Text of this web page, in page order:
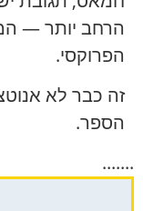
הרחב יותר —
הפרוקסי.
זה כבר לא
הספר.
.......